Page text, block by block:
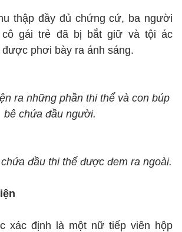
thập đầy đủ chứng cứ, ba người
cô gái trẻ đã bị bắt giữ và tội ác
được phơi bày ra ánh sáng.
ra những phần thi thể và con búp
bê chứa đầu người.
đầu thi thể được đem ra ngoài.
xác định là một nữ tiếp viên hộp